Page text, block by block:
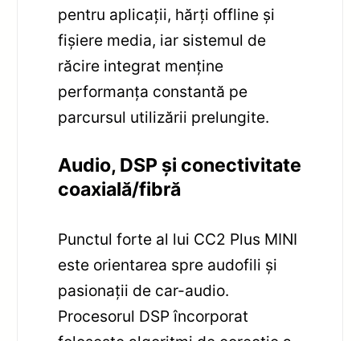
pentru aplicații, hărți offline și
fișiere media, iar sistemul de
răcire integrat menține
performanța constantă pe
parcursul utilizării prelungite.
Audio, DSP și conectivitate
coaxială/fibră
Punctul forte al lui CC2 Plus MINI
este orientarea spre audofili și
pasionații de car-audio.
Procesorul DSP încorporat